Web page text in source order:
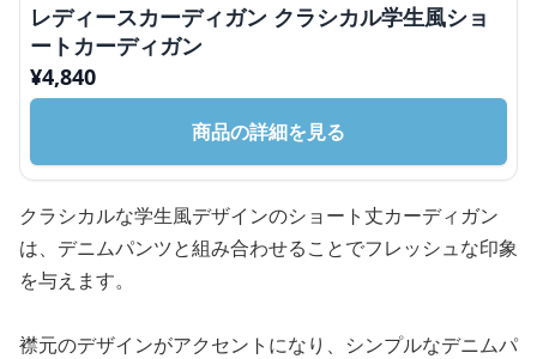
レディースカーディガン クラシカル学生風ショ
ートカーディガン
¥4,840
商品の詳細を見る
クラシカルな学生風デザインのショート丈カーディガン
は、デニムパンツと組み合わせることでフレッシュな印象
を与えます。
襟元のデザインがアクセントになり、シンプルなデニムパ